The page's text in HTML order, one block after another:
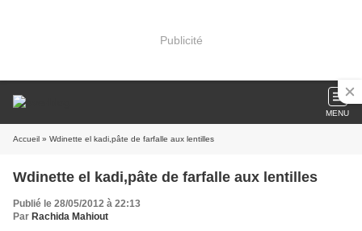
Publicité
MENU
Accueil » Wdinette el kadi,pâte de farfalle aux lentilles
Wdinette el kadi,pâte de farfalle aux lentilles
Publié le 28/05/2012 à 22:13
Par Rachida Mahiout